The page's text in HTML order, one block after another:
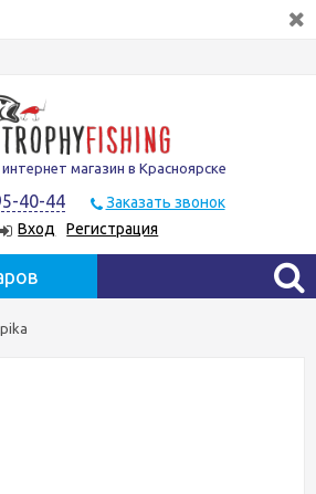
магазин в Красноярске
40-44
Заказать звонок
Вход
Регистрация